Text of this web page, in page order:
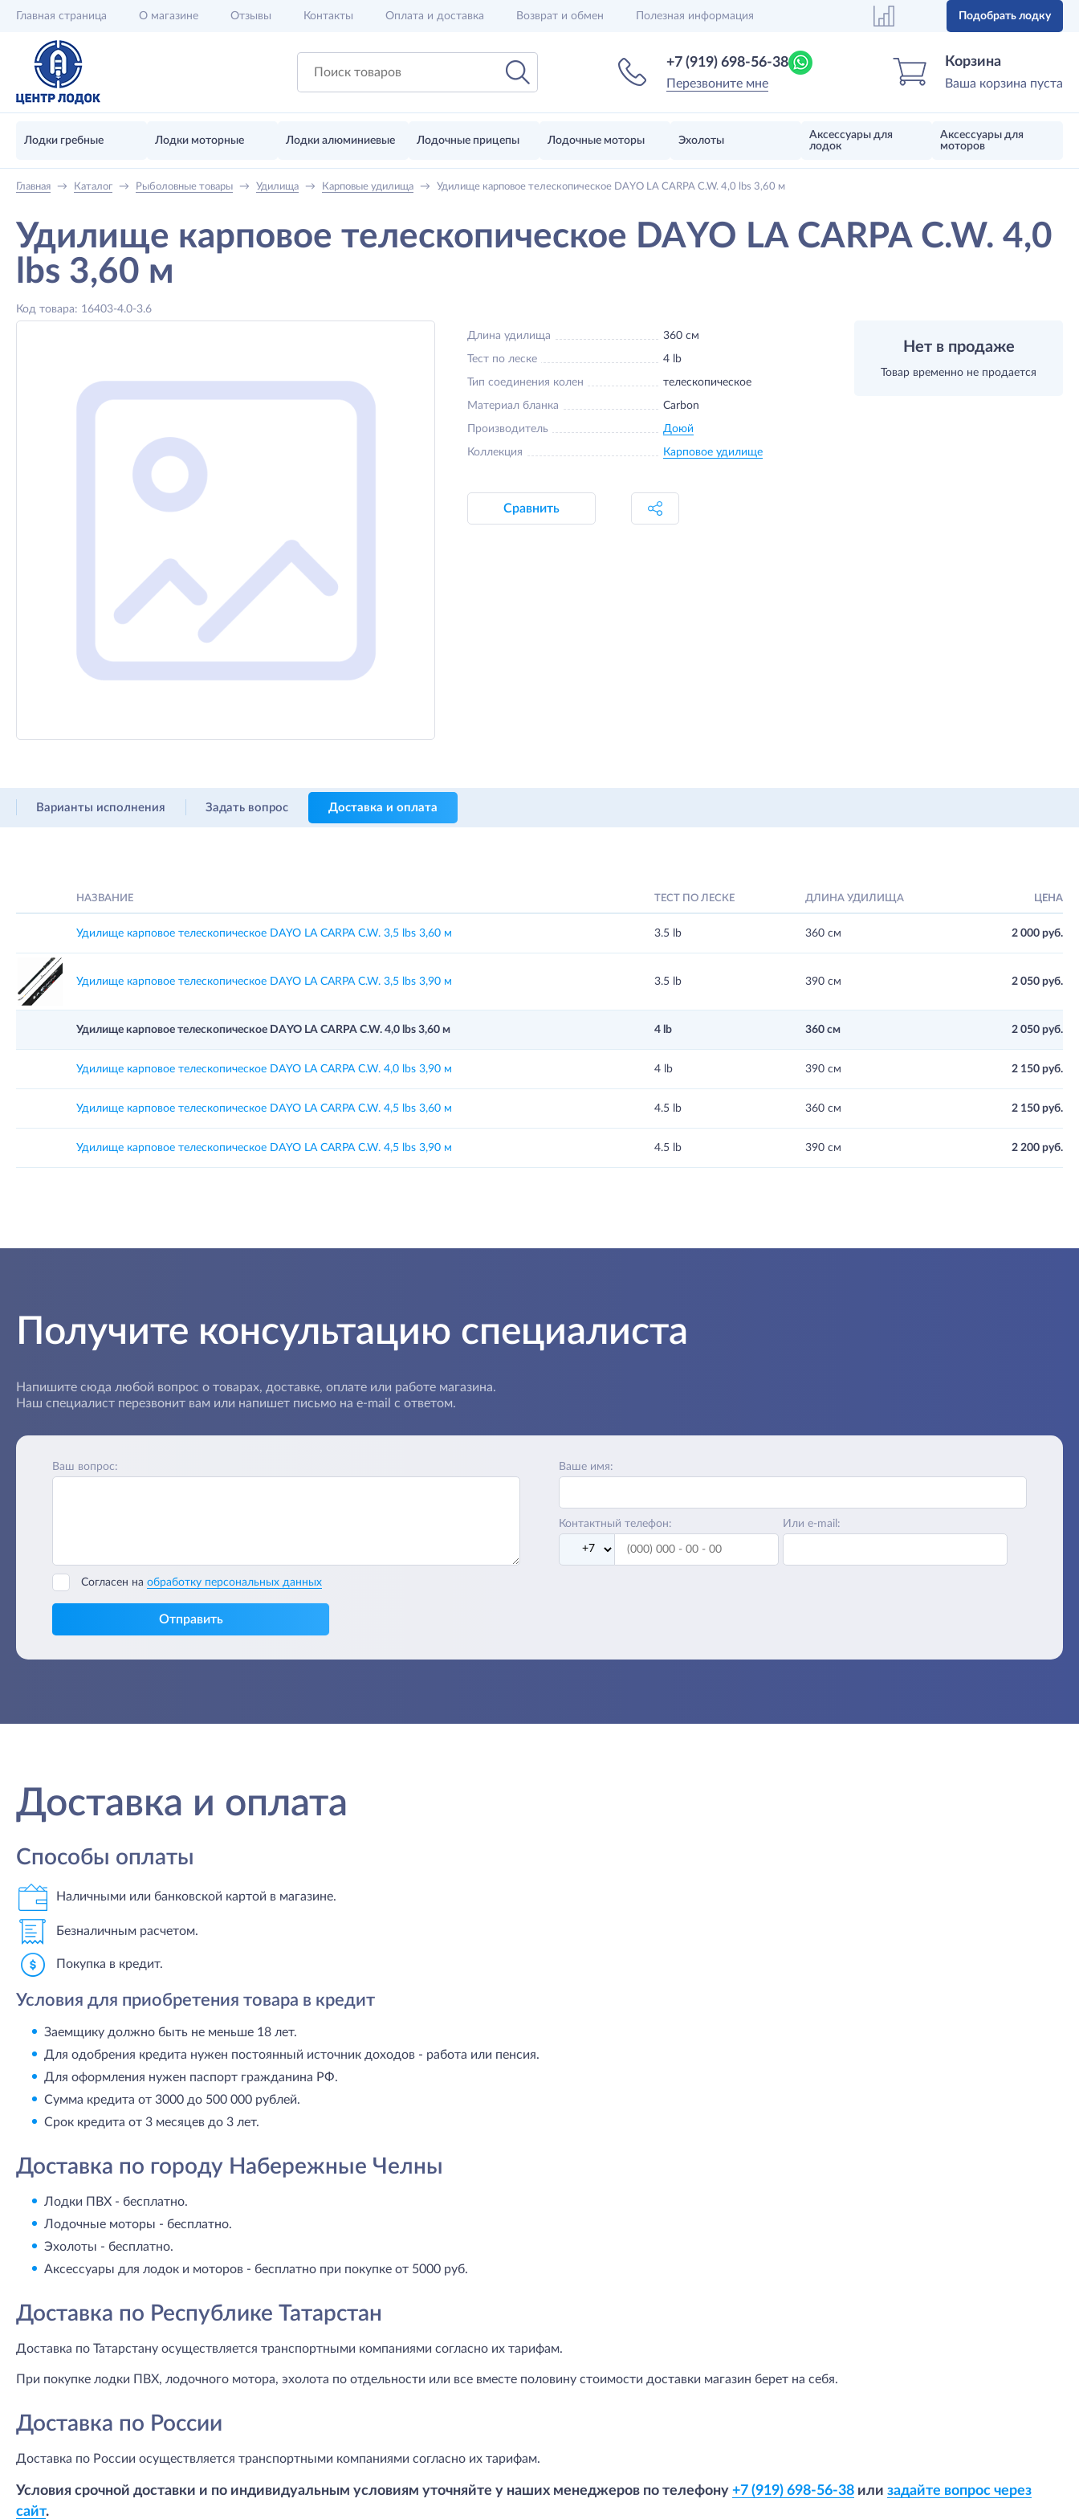
Главная страница О магазине Отзывы Контакты Оплата и доставка Возврат и обмен Полезная информация Подобрать лодку
Корзина
Ваша корзина пуста
+7 (919) 698-56-38
Перезвоните мне
Лодки гребные Лодки моторные Лодки алюминиевые Лодочные прицепы Лодочные моторы Эхолоты
Аксессуары для
лодок
Аксессуары для
моторов
Главная → Каталог → Рыболовные товары → Удилища → Карповые удилища → Удилище карповое телескопическое DAYO LA CARPA C.W. 4,0 lbs 3,60 м
Удилище карповое телескопическое DAYO LA CARPA C.W. 4,0
lbs 3,60 м
Код товара: 16403-4.0-3.6
Нет в продаже
Товар временно не продается
Длина удилища 360 см
Тест по леске 4 lb
Тип соединения колен телескопическое
Материал бланка Carbon
Производитель Доюй
Коллекция Карповое удилище
Сравнить
Варианты исполнения Задать вопрос Доставка и оплата
НАЗВАНИЕ ТЕСТ ПО ЛЕСКЕ ДЛИНА УДИЛИЩА ЦЕНА
Удилище карповое телескопическое DAYO LA CARPA C.W. 3,5 lbs 3,60 м 3.5 lb 360 см 2 000 руб.
Удилище карповое телескопическое DAYO LA CARPA C.W. 3,5 lbs 3,90 м 3.5 lb 390 см 2 050 руб.
Удилище карповое телескопическое DAYO LA CARPA C.W. 4,0 lbs 3,60 м 4 lb 360 см 2 050 руб.
Удилище карповое телескопическое DAYO LA CARPA C.W. 4,0 lbs 3,90 м 4 lb 390 см 2 150 руб.
Удилище карповое телескопическое DAYO LA CARPA C.W. 4,5 lbs 3,60 м 4.5 lb 360 см 2 150 руб.
Удилище карповое телескопическое DAYO LA CARPA C.W. 4,5 lbs 3,90 м 4.5 lb 390 см 2 200 руб.
Получите консультацию специалиста
Напишите сюда любой вопрос о товарах, доставке, оплате или работе магазина.
Наш специалист перезвонит вам или напишет письмо на e-mail с ответом.
Ваш вопрос: Ваше имя:
Контактный телефон: Или e-mail:
Согласен на обработку персональных данных
Отправить
Доставка и оплата
Способы оплаты
Наличными или банковской картой в магазине.
Безналичным расчетом.
Покупка в кредит.
Условия для приобретения товара в кредит
Заемщику должно быть не меньше 18 лет.
Для одобрения кредита нужен постоянный источник доходов - работа или пенсия.
Для оформления нужен паспорт гражданина РФ.
Сумма кредита от 3000 до 500 000 рублей.
Срок кредита от 3 месяцев до 3 лет.
Доставка по городу Набережные Челны
Лодки ПВХ - бесплатно.
Лодочные моторы - бесплатно.
Эхолоты - бесплатно.
Аксессуары для лодок и моторов - бесплатно при покупке от 5000 руб.
Доставка по Республике Татарстан
Доставка по Татарстану осуществляется транспортными компаниями согласно их тарифам.
При покупке лодки ПВХ, лодочного мотора, эхолота по отдельности или все вместе половину стоимости доставки магазин берет на себя.
Доставка по России
Доставка по России осуществляется транспортными компаниями согласно их тарифам.
Условия срочной доставки и по индивидуальным условиям уточняйте у наших менеджеров по телефону +7 (919) 698-56-38 или задайте вопрос через
сайт.